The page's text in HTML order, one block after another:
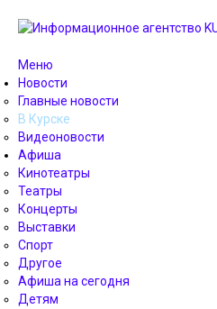
Меню
Новости
Главные новости
В Курске
Видеоновости
Афиша
Кинотеатры
Театры
Концерты
Выставки
Спорт
Другое
Афиша на сегодня
Детям